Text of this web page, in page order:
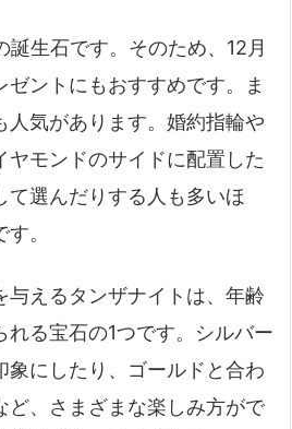
誕生石です。そのため、12月
ゼントにもおすすめです。ま
人気があります。婚約指輪や
ヤモンドのサイドに配置した
て選んだりする人も多いほ
。
与えるタンザナイトは、年齢
れる宝石の1つです。シルバー
象にしたり、ゴールドと合わ
ど、さまざまな楽しみ方がで